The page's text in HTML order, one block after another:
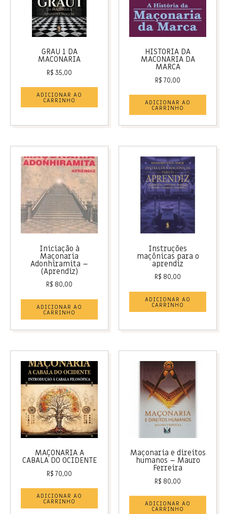
GRAU 1 DA
MACONARIA
R$ 35,00
ADICIONAR AO
CARRINHO
HISTORIA DA
MACONARIA DA
MARCA
R$ 70,00
ADICIONAR AO
CARRINHO
Iniciação à
Maçonaria
Adonhiramita –
(Aprendiz)
R$ 80,00
ADICIONAR AO
CARRINHO
Instruções
maçônicas para o
aprendiz
R$ 80,00
ADICIONAR AO
CARRINHO
MAÇONARIA A
CABALA DO OCIDENTE
R$ 70,00
ADICIONAR AO
CARRINHO
Maçonaria e direitos
humanos – Mauro
Ferreira
R$ 80,00
ADICIONAR AO
CARRINHO